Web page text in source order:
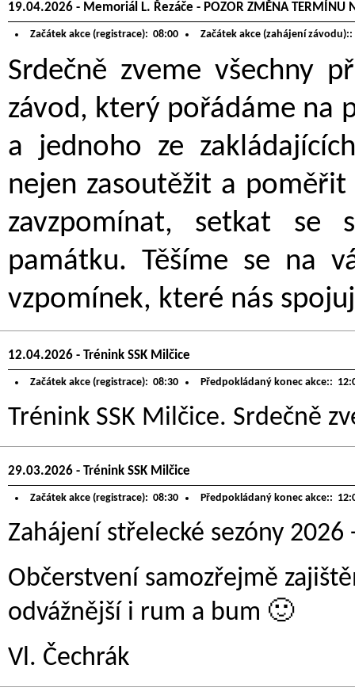
19.04.2026 - Memoriál L. Řezáče - POZOR ZMĚNA TERMÍNU
Začátek akce (registrace): 08:00 Začátek akce (zahájení závodu)::
Srdečně zveme všechny
závod, který pořádáme na
a jednoho ze
nejen zasoutěžit a
zavzpomínat, setkat
památku. Těšíme se na
vzpomínek, které nás
12.04.2026 - Trénink SSK Milčice
Začátek akce (registrace): 08:30 Předpokládaný konec akce::
Trénink SSK Milčice. Srdečně
29.03.2026 - Trénink SSK Milčice
Začátek akce (registrace): 08:30 Předpokládaný konec akce::
Zahájení střelecké sezóny
Občerstvení samozřejmě
odvážnější i rum a bum 🙂
Vl. Čechrák